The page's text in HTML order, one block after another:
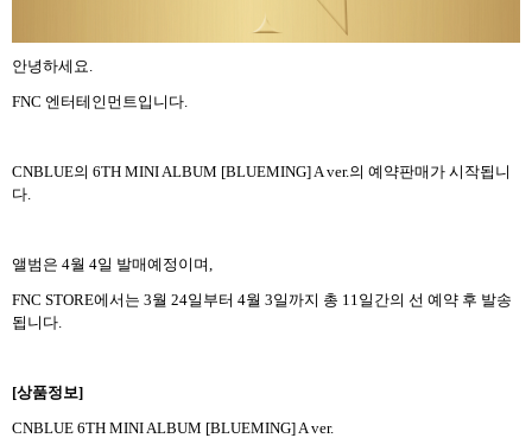
안녕하세요.
FNC 엔터테인먼트 입니다
CNBLUE의 6TH MINI ALBUM [BLUEMING] A ver.의 예약판매가 시작됩니
다
앨범은 4월 4일 발매예정이며,
FNC STORE에서는 3월 24일부터 4월 3일까지 총 11 일간의 선 예약 후 발송
됩니다
[상품정보]
CNBLUE 6TH MINI ALBUM [BLUEMING] A ver.